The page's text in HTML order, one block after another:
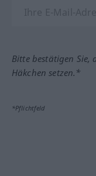
Bitte bestätigen Sie,
Häkchen setzen.*
*Pflichtfeld